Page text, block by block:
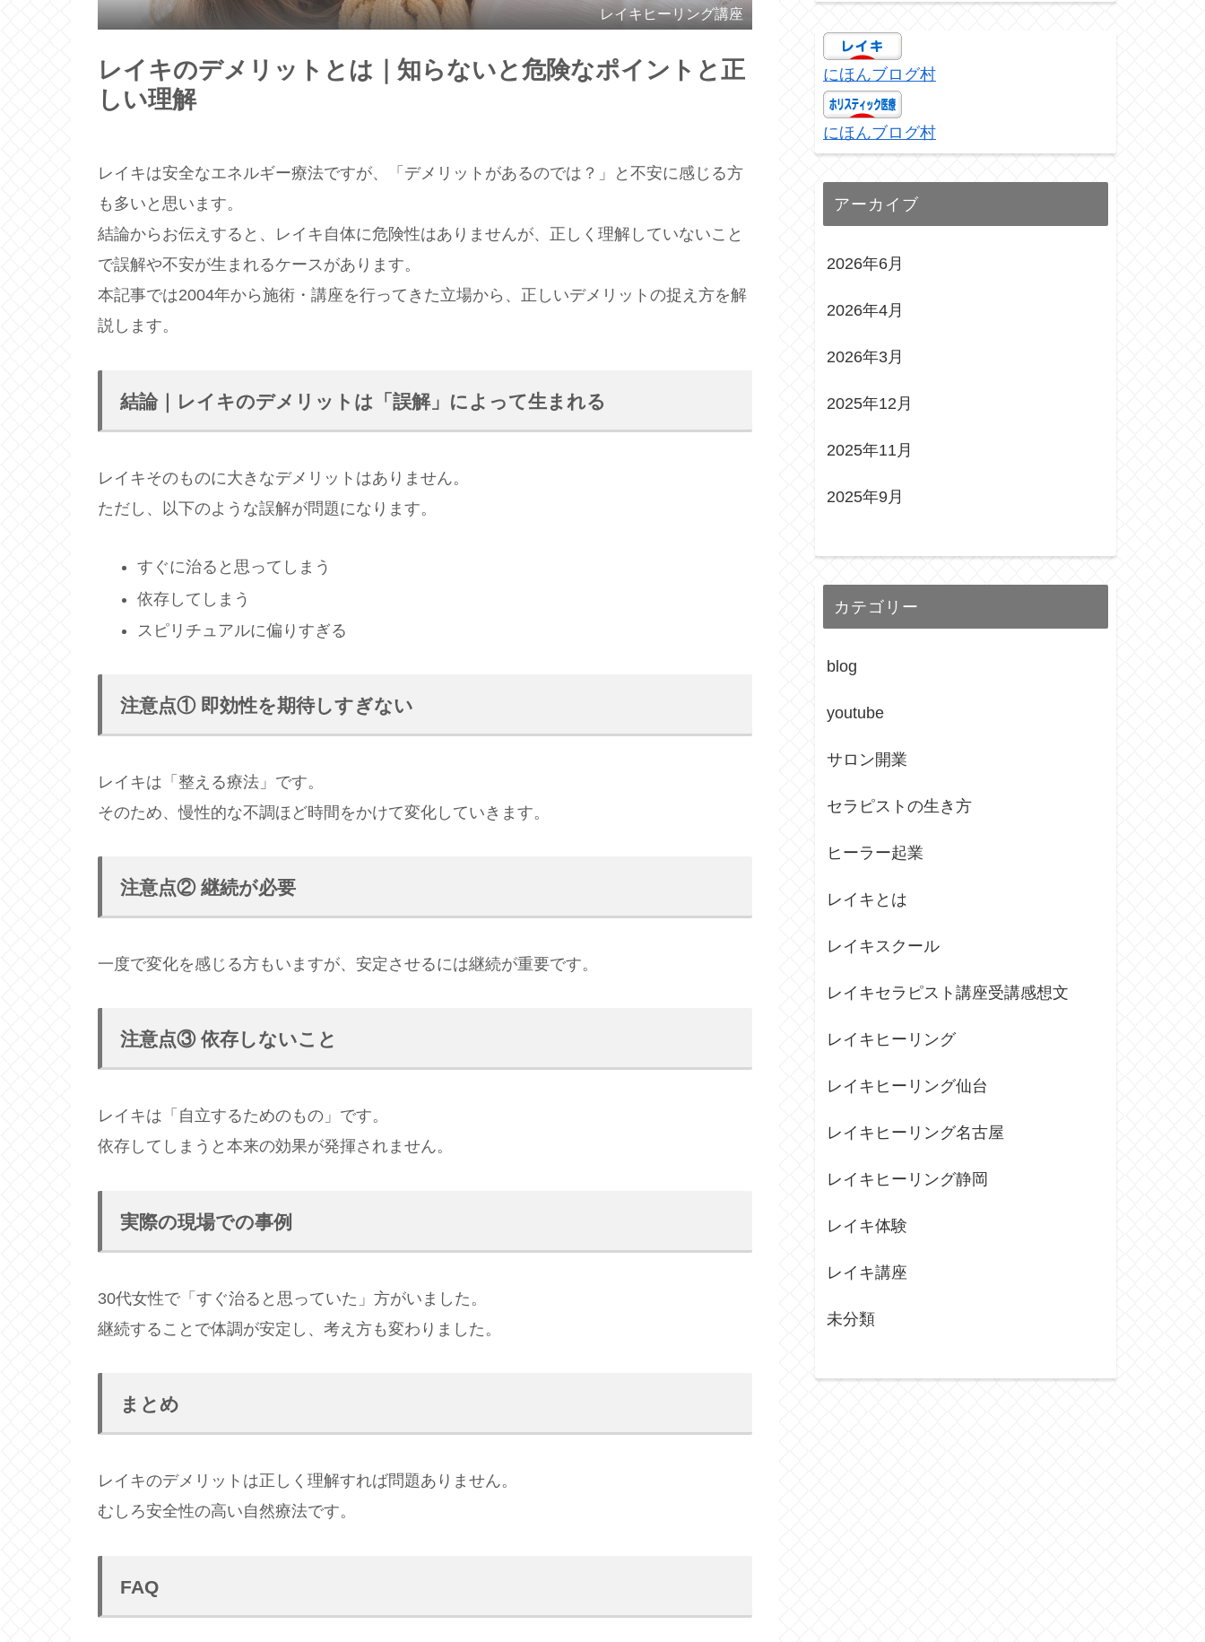
レイキヒーリング講座
レイキのデメリットとは｜知らないと危険なポイントと正
しい理解
レイキは安全なエネルギー療法ですが、「デメリットがあるのでは？」と不安に感じる方
も多いと思います。
結論からお伝えすると、レイキ自体に危険性はありませんが、正しく理解していないこと
で誤解や不安が生まれるケースがあります。
本記事では2004年から施術・講座を行ってきた立場から、正しいデメリットの捉え方を解
説します。
結論｜レイキのデメリットは「誤解」によって生まれる
レイキそのものに大きなデメリットはありません。
ただし、以下のような誤解が問題になります。
すぐに治ると思ってしまう
依存してしまう
スピリチュアルに偏りすぎる
注意点① 即効性を期待しすぎない
レイキは「整える療法」です。
そのため、慢性的な不調ほど時間をかけて変化していきます。
注意点② 継続が必要
一度で変化を感じる方もいますが、安定させるには継続が重要です。
注意点③ 依存しないこと
レイキは「自立するためのもの」です。
依存してしまうと本来の効果が発揮されません。
実際の現場での事例
30代女性で「すぐ治ると思っていた」方がいました。
継続することで体調が安定し、考え方も変わりました。
まとめ
レイキのデメリットは正しく理解すれば問題ありません。
むしろ安全性の高い自然療法です。
FAQ
にほんブログ村
にほんブログ村
アーカイブ
2026年6月
2026年4月
2026年3月
2025年12月
2025年11月
2025年9月
カテゴリー
blog
youtube
サロン開業
セラピストの生き方
ヒーラー起業
レイキとは
レイキスクール
レイキセラピスト講座受講感想文
レイキヒーリング
レイキヒーリング仙台
レイキヒーリング名古屋
レイキヒーリング静岡
レイキ体験
レイキ講座
未分類